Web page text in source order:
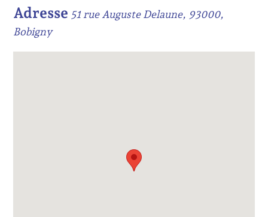
Adresse 51 rue Auguste Delaune, 93000,
Bobigny